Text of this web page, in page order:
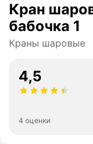
Кран
бабочка 1
Краны шаровые
4,5
4 оценки